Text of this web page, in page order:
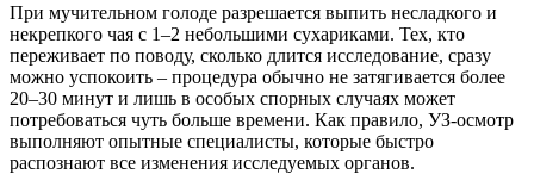
При мучительном голоде разрешается выпить несладкого и
некрепкого чая с 1–2 небольшими сухариками. Тех, кто
переживает по поводу, сколько длится исследование, сразу
можно успокоить – процедура обычно не затягивается более
20–30 минут и лишь в особых спорных случаях может
потребоваться чуть больше времени. Как правило, УЗ-осмотр
выполняют опытные специалисты, которые быстро
распознают все изменения исследуемых органов.